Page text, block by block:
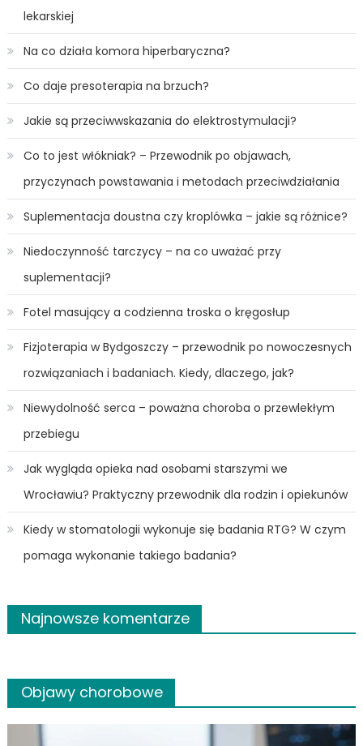
lekarskiej
Na co działa komora hiperbaryczna?
Co daje presoterapia na brzuch?
Jakie są przeciwwskazania do elektrostymulacji?
Co to jest włókniak? – Przewodnik po objawach,
przyczynach powstawania i metodach przeciwdziałania
Suplementacja doustna czy kroplówka – jakie są różnice?
Niedoczynność tarczycy – na co uważać przy
suplementacji?
Fotel masujący a codzienna troska o kręgosłup
Fizjoterapia w Bydgoszczy – przewodnik po nowoczesnych
rozwiązaniach i badaniach. Kiedy, dlaczego, jak?
Niewydolność serca – poważna choroba o przewlekłym
przebiegu
Jak wygląda opieka nad osobami starszymi we
Wrocławiu? Praktyczny przewodnik dla rodzin i opiekunów
Kiedy w stomatologii wykonuje się badania RTG? W czym
pomaga wykonanie takiego badania?
Najnowsze komentarze
Objawy chorobowe